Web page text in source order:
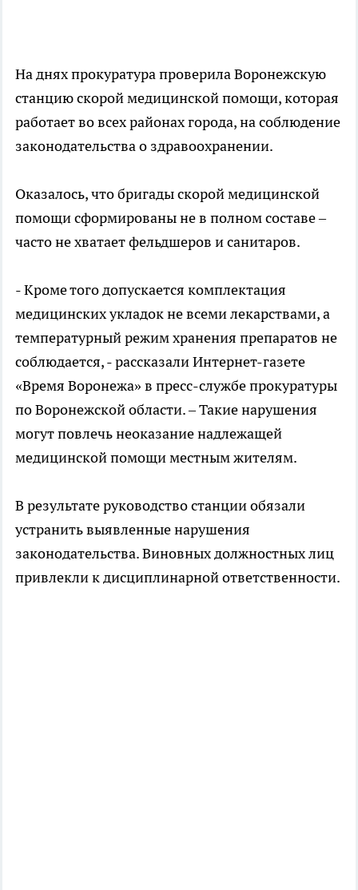
На днях прокуратура проверила Воронежскую
станцию скорой медицинской помощи, которая
работает во всех районах города, на соблюдение
законодательства о здравоохранении.
Оказалось, что бригады скорой медицинской
помощи сформированы не в полном составе –
часто не хватает фельдшеров и санитаров.
- Кроме того допускается комплектация
медицинских укладок не всеми лекарствами, а
температурный режим хранения препаратов не
соблюдается, - рассказали Интернет-газете
«Время Воронежа» в пресс-службе прокуратуры
по Воронежской области. – Такие нарушения
могут повлечь неоказание надлежащей
медицинской помощи местным жителям.
В результате руководство станции обязали
устранить выявленные нарушения
законодательства. Виновных должностных лиц
привлекли к дисциплинарной ответственности.